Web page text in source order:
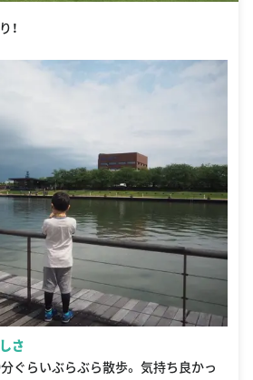
！
さ
ぐらいぶらぶら散歩。 気持ち良かっ